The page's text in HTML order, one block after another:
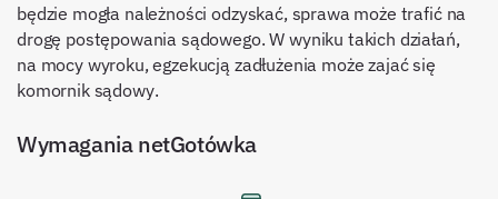
będzie mogła należności odzyskać, sprawa może trafić na
drogę postępowania sądowego. W wyniku takich działań,
na mocy wyroku, egzekucją zadłużenia może zajać się
komornik sądowy.
Wymagania netGotówka